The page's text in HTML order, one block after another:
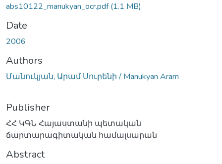
abs10122_manukyan_ocr.pdf(1.1 MB)
Date
2006
Authors
Մանուկյան, Արամ Սուրենի / Manukyan Aram
Publisher
ՀՀ ԿԳՆ Հայաստանի պետական
ճարտարագիտական համալսարան
Abstract